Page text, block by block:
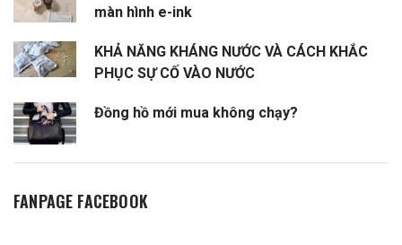
màn hình e-ink
KHẢ NĂNG KHÁNG NƯỚC VÀ CÁCH KHẮC
PHỤC SỰ CỐ VÀO NƯỚC
Đồng hồ mới mua không chạy?
FANPAGE FACEBOOK